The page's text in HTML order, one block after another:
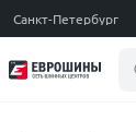
Санкт-Петербург